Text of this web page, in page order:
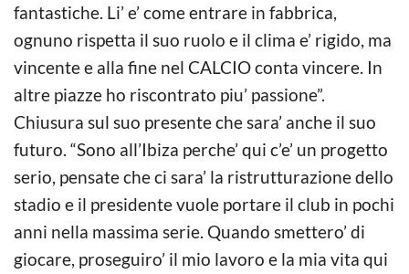
fantastiche. Li’ e’ come entrare in fabbrica,
ognuno rispetta il suo ruolo e il clima e’ rigido, ma
vincente e alla fine nel CALCIO conta vincere. In
altre piazze ho riscontrato piu’ passione”.
Chiusura sul suo presente che sara’ anche il suo
futuro. “Sono all’Ibiza perche’ qui c’e’ un progetto
serio, pensate che ci sara’ la ristrutturazione dello
stadio e il presidente vuole portare il club in pochi
anni nella massima serie. Quando smettero’ di
giocare, proseguiro’ il mio lavoro e la mia vita qui